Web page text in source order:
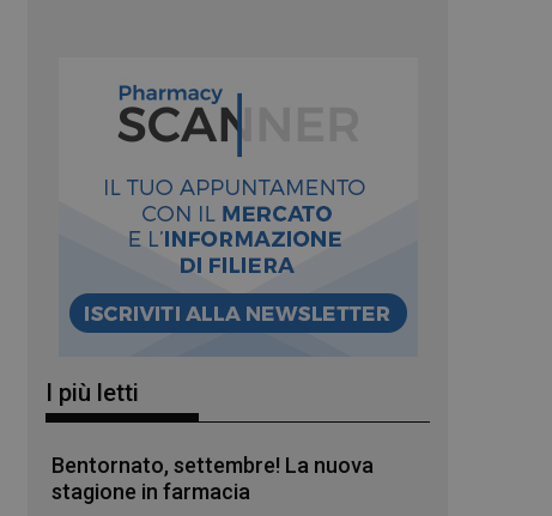
I più letti
Bentornato, settembre! La nuova
stagione in farmacia